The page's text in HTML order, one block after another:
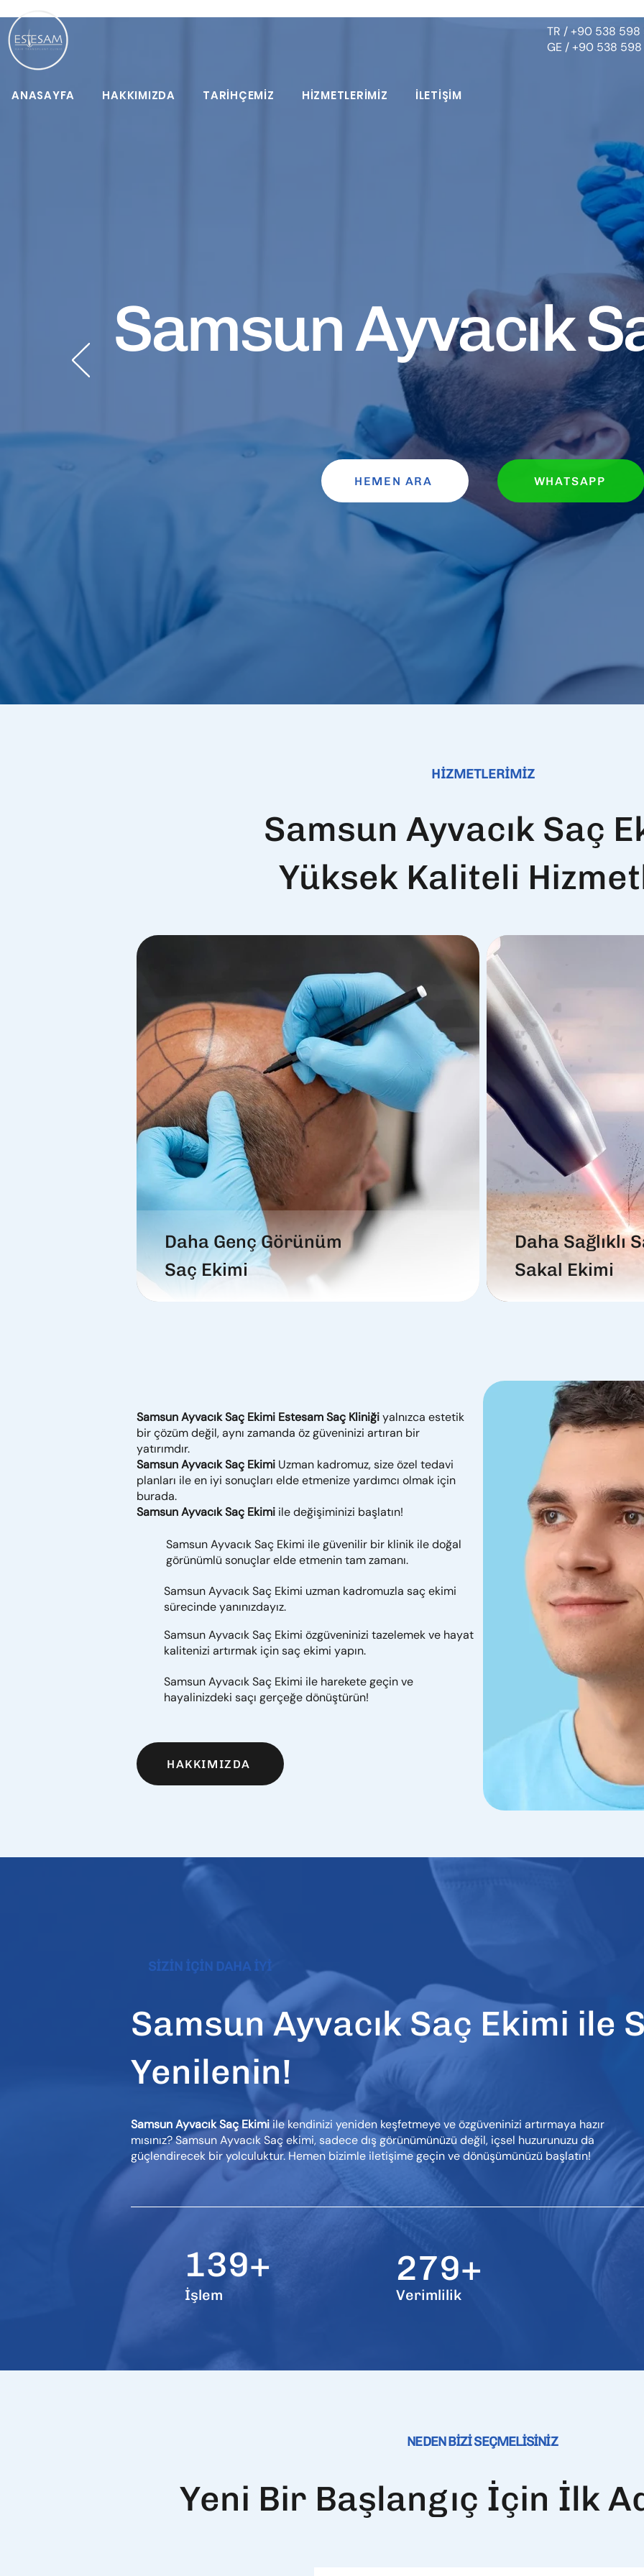
TR / +90 538 598
GE / +90 538 598
ANASAYFA HAKKIMIZDA TARİHÇEMİZ HİZMETLERİMİZ İLETİŞİM
Samsun Ayvacık
HEMEN ARA WHATSAPP
HİZMETLERİMİZ
Samsun Ayvacık Saç
Yüksek Kaliteli
Daha Genç Görünüm
Saç Ekimi
Daha Sağlıklı
Sakal Ekimi
Samsun Ayvacık Saç Ekimi Estesam Saç Kliniğiyalnızca estetik
bir çözüm değil, aynı zamanda öz güveninizi artıran bir
yatırımdır.
Samsun Ayvacık Saç Ekimi Uzman kadromuz, size özel tedavi
planları ile en iyi sonuçları elde etmenize yardımcı olmak için
burada.
Samsun Ayvacık Saç Ekimi ile değişiminizi başlatın!
Samsun Ayvacık Saç Ekimi ile güvenilir bir klinik ile doğal
görünümlü sonuçlar elde etmenin tam zamanı.
Samsun Ayvacık Saç Ekimi uzman kadromuzla saç ekimi
sürecinde yanınızdayız.
Samsun Ayvacık Saç Ekimi özgüveninizi tazelemek ve hayat
kalitenizi artırmak için saç ekimi yapın.
Samsun Ayvacık Saç Ekimi ile harekete geçin ve
hayalinizdeki saçı gerçeğe dönüştürün!
HAKKIMIZDA
SİZİN İÇİN DAHA İYİ
Samsun Ayvacık Saç Ekimi ile
Yenilenin!
Samsun Ayvacık Saç Ekimiile kendinizi yeniden keşfetmeye ve özgüveninizi artırmaya hazır
mısınız? Samsun Ayvacık Saç ekimi, sadece dış görünümünüzü değil, içsel huzurunuzu da
güçlendirecek bir yolculuktur. Hemen bizimle iletişime geçin ve dönüşümünüzü başlatın!
139+
İşlem
279+
Verimlilik
NEDEN BİZİ SEÇMELİSİNİZ
Yeni Bir Başlangıç İçin İlk